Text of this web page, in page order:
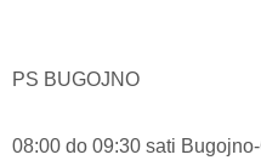
PS BUGOJNO
08:00 do 09:30 sati